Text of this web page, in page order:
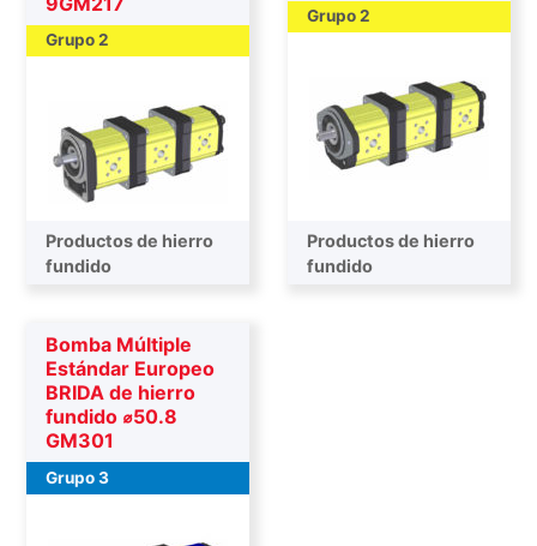
Grupo 2
Productos de hierro
fundido
Grupo 2
Productos de hierro
fundido
Bomba Múltiple
Estándar Europeo
BRIDA de hierro
fundido ⌀50.8
GM301
Grupo 3